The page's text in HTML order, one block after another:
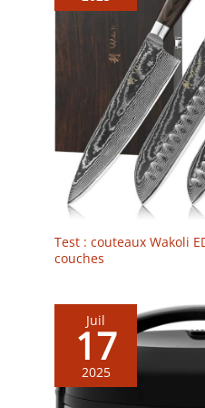
Test : couteaux Wakoli
couches
Juil
17
2025